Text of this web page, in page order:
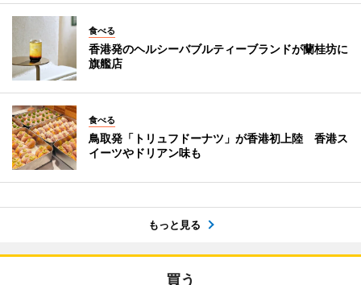
食べる
香港発のヘルシーバブルティーブランドが蘭桂坊に
旗艦店
食べる
鳥取発「トリュフドーナツ」が香港初上陸 香港ス
イーツやドリアン味も
もっと見る
買う